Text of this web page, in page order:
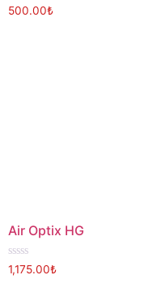
Rated
0
500.00₺
Air Optix HG
Rated
0
1,175.00₺